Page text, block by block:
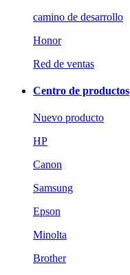
camino de desarrollo
Honor
Red de ventas
Centro de productos
Nuevo producto
HP
Canon
Samsung
Epson
Minolta
Brother